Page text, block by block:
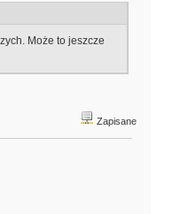
Może to jeszcze
Zapisane